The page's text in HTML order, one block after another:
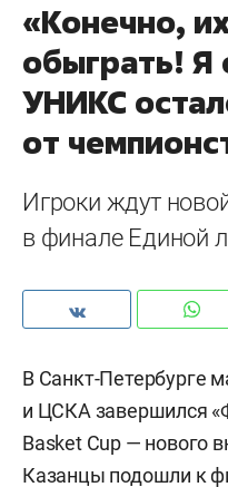
«Конечно,
обыграть! Я
УНИКС
от
Игроки ждут
в финале Единой
В Санкт-Петербурге
и ЦСКА завершился
Basket Cup — нового
Казанцы подошли к